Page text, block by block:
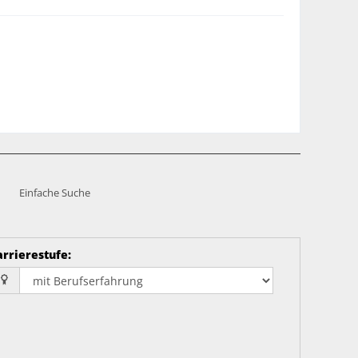
Einfache Suche
: